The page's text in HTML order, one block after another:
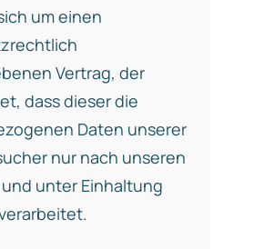
um einen
Vertrag, der
dass dieser die
Daten unserer
nur nach unseren
unter Einhaltung